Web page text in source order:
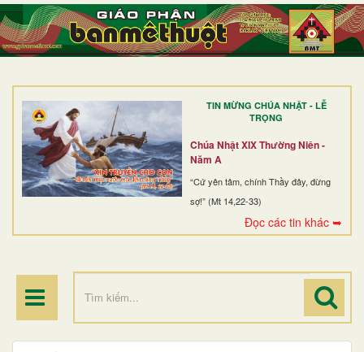
TIN MỪNG CHÚA NHẬT - LỄ
TRỌNG
Chúa Nhật XIX Thường Niên -
Năm A
“Cứ yên tâm, chính Thầy đây, đừng
sợ!” (Mt 14,22-33)
Đọc các tin khác ➥
TRANG NHẤT
GIỚI THIỆU
DÒNG TU
BAN MỤC VỤ
ĐOÀN THỂ CG
ĐIỂM HÀNH HƯƠNG